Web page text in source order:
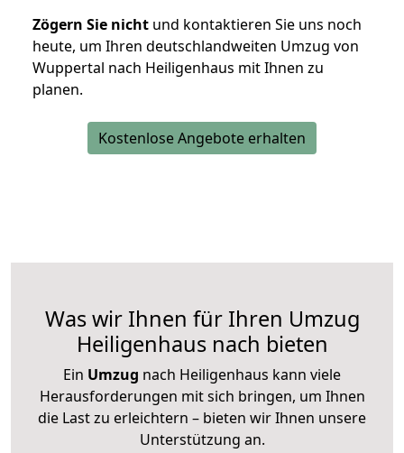
Zögern Sie nicht und kontaktieren Sie uns noch
heute, um Ihren deutschlandweiten Umzug von
Wuppertal nach Heiligenhaus mit Ihnen zu
planen.
Kostenlose Angebote erhalten
Was wir Ihnen für Ihren Umzug
Heiligenhaus nach bieten
Ein Umzug nach Heiligenhaus kann viele
Herausforderungen mit sich bringen, um Ihnen
die Last zu erleichtern – bieten wir Ihnen unsere
Unterstützung an.